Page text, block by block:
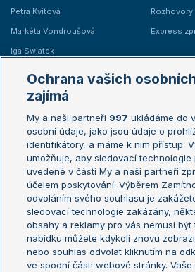
Petra Kvitová
Markéta Vondroušová
Iga Swiatek
Rozhovory
Express
Žebříčky
Žebříček ATP (muži)
Žebříček WTA (ženy)
Sázkařský žebříček
Australian
French
Wimbledon
US Open
Turnaj
Turnaj
Aktualní trendy
Fotbalové přestupy
Ochrana vašich
zajímá
My a naši partneři 997 ukládáme do
osobní údaje, jako jsou údaje o
identifikátory, a máme k nim přístup.
umožňuje, aby sledovací
uvedené v části My a naši partneři
účelem poskytování. Výběrem
odvoláním svého souhlasu je
sledovací technologie zakázány,
obsahy a reklamy pro vás nemusí být
nabídku můžete kdykoli znovu
nebo souhlas odvolat kliknutím na
ve spodní části webové stránky.